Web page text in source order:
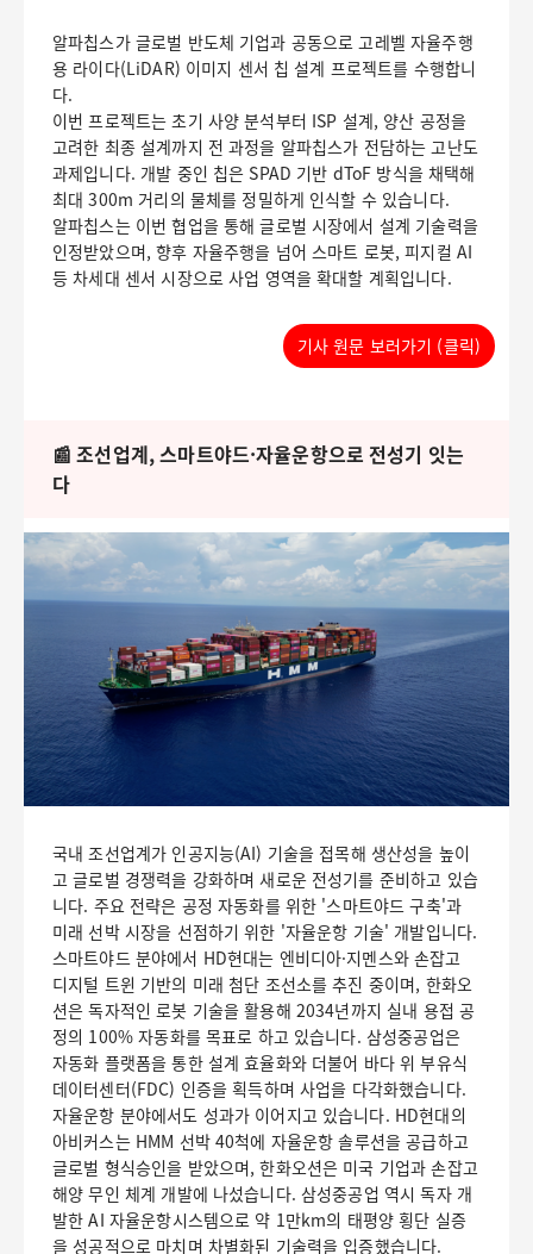
알파칩스가 글로벌 반도체 기업과 공동으로 고레벨 자율주행
용 라이다(LiDAR) 이미지 센서 칩 설계 프로젝트를 수행합니
다.
이번 프로젝트는 초기 사양 분석부터 ISP 설계, 양산 공정을
고려한 최종 설계까지 전 과정을 알파칩스가 전담하는 고난도
과제입니다. 개발 중인 칩은 SPAD 기반 dToF 방식을 채택해
최대 300m 거리의 물체를 정밀하게 인식할 수 있습니다.
알파칩스는 이번 협업을 통해 글로벌 시장에서 설계 기술력을
인정받았으며, 향후 자율주행을 넘어 스마트 로봇, 피지컬 AI
등 차세대 센서 시장으로 사업 영역을 확대할 계획입니다.
기사 원문 보러가기 (클릭)
📰 조선업계, 스마트야드·자율운항으로 전성기 잇는
다
국내 조선업계가 인공지능(AI) 기술을 접목해 생산성을 높이
고 글로벌 경쟁력을 강화하며 새로운 전성기를 준비하고 있습
니다. 주요 전략은 공정 자동화를 위한 '스마트야드 구축'과
미래 선박 시장을 선점하기 위한 '자율운항 기술' 개발입니다.
스마트야드 분야에서 HD현대는 엔비디아·지멘스와 손잡고
디지털 트윈 기반의 미래 첨단 조선소를 추진 중이며, 한화오
션은 독자적인 로봇 기술을 활용해 2034년까지 실내 용접 공
정의 100% 자동화를 목표로 하고 있습니다. 삼성중공업은
자동화 플랫폼을 통한 설계 효율화와 더불어 바다 위 부유식
데이터센터(FDC) 인증을 획득하며 사업을 다각화했습니다.
자율운항 분야에서도 성과가 이어지고 있습니다. HD현대의
아비커스는 HMM 선박 40척에 자율운항 솔루션을 공급하고
글로벌 형식승인을 받았으며, 한화오션은 미국 기업과 손잡고
해양 무인 체계 개발에 나섰습니다. 삼성중공업 역시 독자 개
발한 AI 자율운항시스템으로 약 1만km의 태평양 횡단 실증
을 성공적으로 마치며 차별화된 기술력을 입증했습니다.